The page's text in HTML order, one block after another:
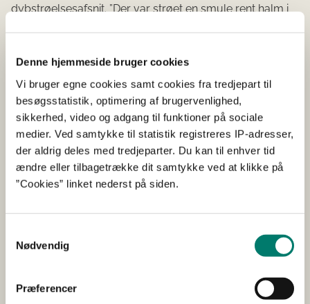
Denne hjemmeside bruger cookies
Vi bruger egne cookies samt cookies fra tredjepart til
besøgsstatistik, optimering af brugervenlighed,
sikkerhed, video og adgang til funktioner på sociale
medier. Ved samtykke til statistik registreres IP-adresser,
der aldrig deles med tredjeparter. Du kan til enhver tid
ændre eller tilbagetrække dit samtykke ved at klikke på
”Cookies” linket nederst på siden.
Nødvendig
Præferencer
dybstrøelsesafsnit. ”Der var strøet en smule rent halm i
kreaturer. -----. Ude på folden var der heller ikke tørt
alt for magre til at gå ude i vinterperioden.”
Lægges dette til grund, finder Rådet, at de 4 køer, ved
ikke at være i et tilstrækkeligt huld til at gå ude i
vinterperioden, ved ikke at have haft muligheder for
passende tørt leje, alle har været udsat for en betydelig
grad af smerte, lidelse, angst og væsentlig ulempe,
sundhedsmæssige behov i overensstemmelse med
Dybstrøelsesafsnittet, hvortil køerne havde adgang, har